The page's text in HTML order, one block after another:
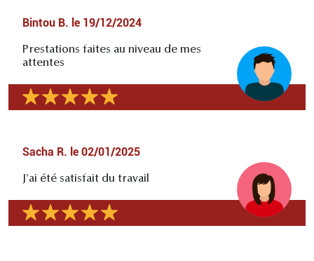
Bintou B. le 19/12/2024
Prestations faites au niveau de mes
attentes
Sacha R. le 02/01/2025
J'ai été satisfait du travail